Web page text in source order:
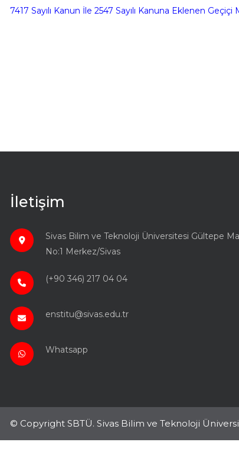
7417 Sayılı Kanun İle 2547 Sayılı Kanuna Eklenen
İletişim
Sivas Bilim ve Teknoloji Üniversitesi Gültepe
No:1 Merkez/Sivas
(+90 346) 217 04 04
enstitu@sivas.edu.tr
Whatsapp
© Copyright SBTÜ. Sivas Bilim ve Teknoloji